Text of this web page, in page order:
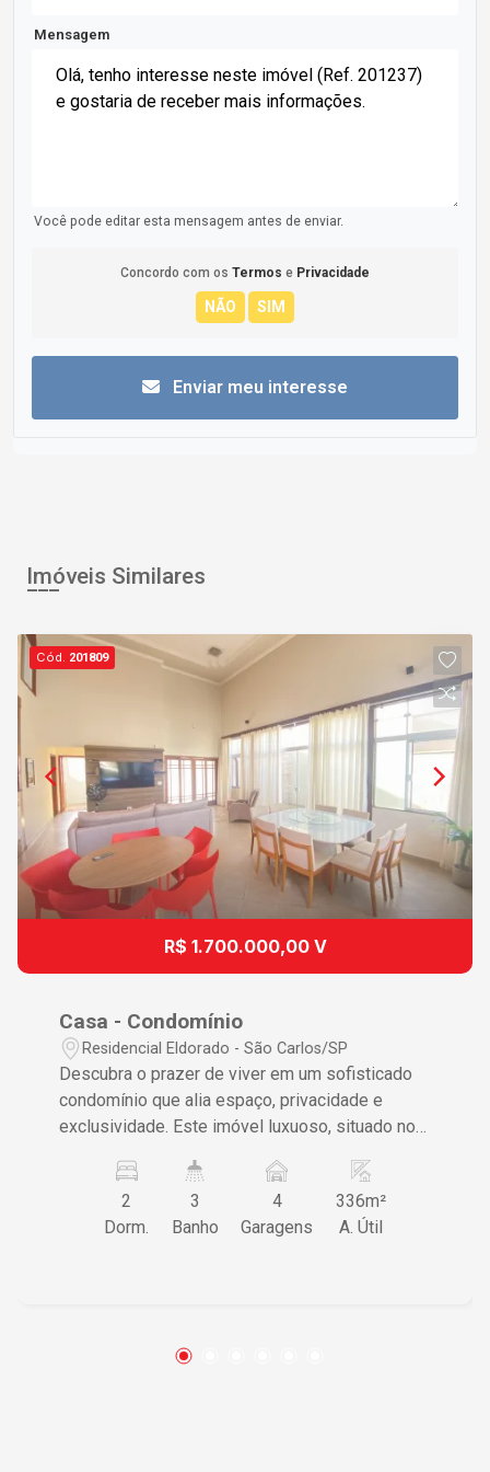
Mensagem
Você pode editar esta mensagem antes de enviar.
Concordo com os Termos e Privacidade
Enviar meu interesse
Imóveis Similares
Cód. 201809
R$ 1.700.000,00 V
Casa - Condomínio
Residencial Eldorado - São Carlos/SP
Descubra o prazer de viver em um sofisticado
condomínio que alia espaço, privacidade e
exclusividade. Este imóvel luxuoso, situado no
quem busca um estilo de vida tranquilo e
repleto de conveniências. Características do
Imóvel 2 suítes espaçosas garantindo
momentos inesquecíveis com amigos e família
2
Dorm.
3
Banho
4
Garagens
336m²
A. Útil